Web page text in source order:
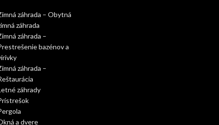
záhrada – Obytná
záhrada
záhrada –
bazénov a
záhrada –
záhrady
a dvere